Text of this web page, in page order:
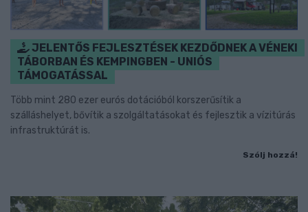
JELENTŐS FEJLESZTÉSEK KEZDŐDNEK A VÉNEKI
TÁBORBAN ÉS KEMPINGBEN - UNIÓS
TÁMOGATÁSSAL
Több mint 280 ezer eurós dotációból korszerűsítik a
szálláshelyet, bővítik a szolgáltatásokat és fejlesztik a vízitúrás
infrastruktúrát is.
Szólj hozzá!